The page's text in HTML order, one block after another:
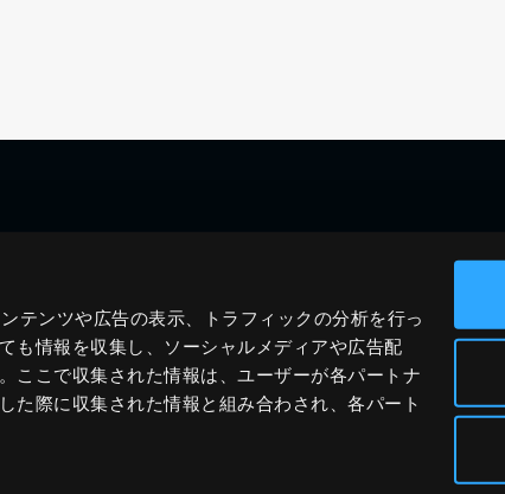
テンツや広告の表示、トラフィックの分析を行っ
も情報を収集し、ソーシャルメディアや広告配
ここで収集された情報は、ユーザーが各パートナ
た際に収集された情報と組み合わされ、各パート
ブログ
ニュース
ホワイトペーパー